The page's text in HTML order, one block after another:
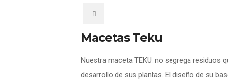
Macetas Teku
Nuestra maceta TEKU, no segrega residuos
desarrollo de sus plantas. El diseño de su